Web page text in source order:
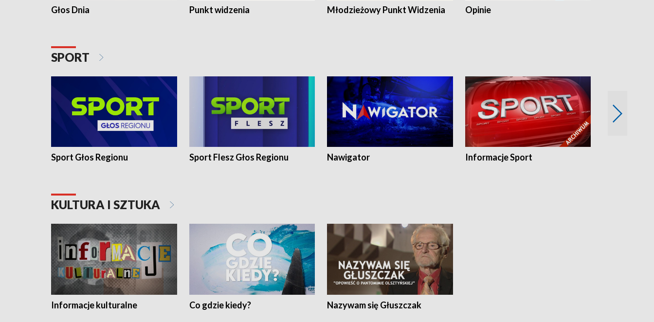
Głos Dnia Punkt widzenia Młodzieżowy Punkt Widzenia Opinie
SPORT
Sport Głos Regionu Sport Flesz Głos Regionu Nawigator Informacje Sport
KULTURA I SZTUKA
Informacje kulturalne Co gdzie kiedy? Nazywam się Głuszczak